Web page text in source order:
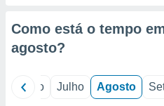
estudos
e
Como está o tempo
agosto?
Junho Julho Agosto